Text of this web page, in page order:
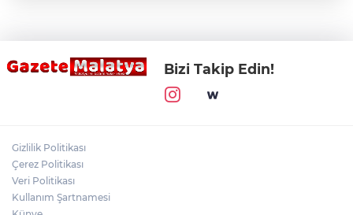
Bizi Takip Edin!
Gizlilik Politikası
Çerez Politikası
Veri Politikası
Kullanım Şartnamesi